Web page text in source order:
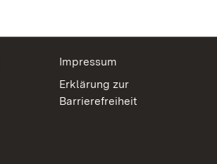
Impressum
Erklärung zur
Barrierefreiheit